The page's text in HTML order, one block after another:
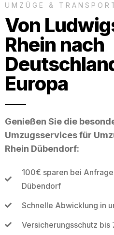
UMZÜGE &
Von
Rhein nach
Europa
Genießen Sie die
Umzugsservices für
Rhein Dübendorf:
100€ sparen bei
Dübendorf
Schnelle Abwicklung in
Versicherungsschutz